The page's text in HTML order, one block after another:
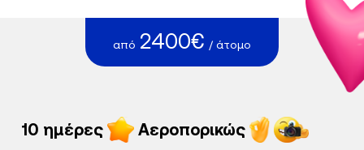
από 2400€ / άτομο
10 ημέρες Αεροπορικώς